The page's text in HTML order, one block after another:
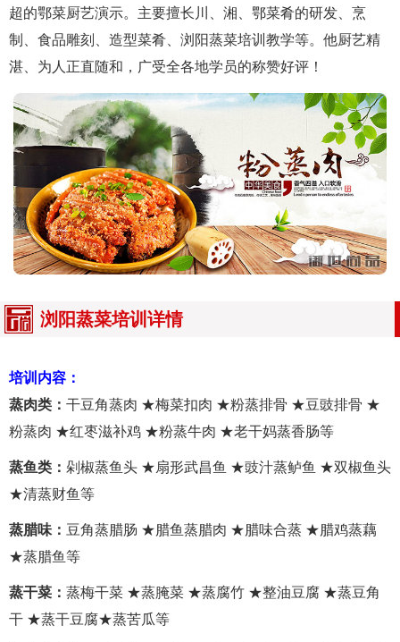
超的鄂菜厨艺演示。主要擅长川、湘、鄂菜肴的研发、烹
制、食品雕刻、造型菜肴、浏阳蒸菜培训教学等。他厨艺精
湛、为人正直随和，广受全各地学员的称赞好评！
浏阳蒸菜培训详情
培训内容：
蒸肉类： 干豆角蒸肉 ★梅菜扣肉 ★粉蒸排骨 ★豆豉排骨 ★
粉蒸肉 ★红枣滋补鸡 ★粉蒸牛肉 ★老干妈蒸香肠等
蒸鱼类： 剁椒蒸鱼头 ★扇形武昌鱼 ★豉汁蒸鲈鱼 ★双椒鱼头
★清蒸财鱼等
蒸腊味： 豆角蒸腊肠 ★腊鱼蒸腊肉 ★腊味合蒸 ★腊鸡蒸藕
★蒸腊鱼等
蒸干菜： 蒸梅干菜 ★蒸腌菜 ★蒸腐竹 ★整油豆腐 ★蒸豆角
干 ★蒸干豆腐★蒸苦瓜等